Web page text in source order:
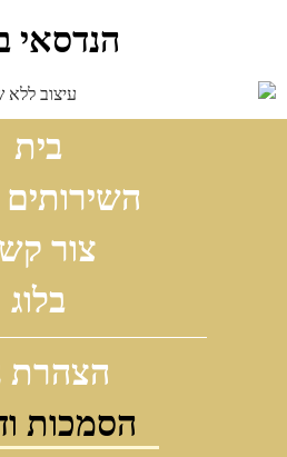
הנדסאי
בית
השירותים
צור
בלוג
הצהרת
הסמכות